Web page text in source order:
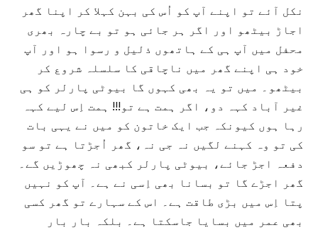
نکل آئے تو اپنے آپ کو اُس کی بہن کہلا کر اپنا گھر
اجاڑ بیٹھو اور اگر ہر جائی ہو تو بے چارہ بھری
محفل میں آپ ہی کے ہاتھوں ذلیل و رسوا ہو اور آپ
خود ہی اپنے گھر میں ناچاقی کا سلسلہ شروع کر
بیٹھو۔ میں تو یہ بھی کہوں گا بیوٹی پارلر کو ہی
غیر آباد کہہ دو، اگر ہمت ہے تو!!! ہمت اِس لیے کہہ
رہا ہوں کیونکہ جب ایک خاتون کو میں نے یہی بات
کی تو وہ کہنے لگیں نہ جی نہ، گھر اُجڑتا ہے تو سو
دفعہ اجڑ جائے، بیوٹی پارلر کبھی نہ چھوڑیں گے۔
گھر اجڑے گا تو بسانا بھی اِسی نے ہے۔ آپ کو نہیں
پتا اِس میں بڑی طاقت ہے۔ اس کے سہارے تو گھر کسی
بھی عمر میں بسایا جاسکتا ہے۔ بلکہ بار بار